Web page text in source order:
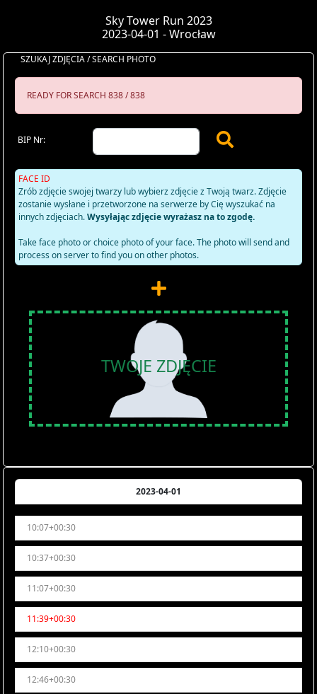
Sky Tower Run 2023
2023-04-01 - Wrocław
SZUKAJ ZDJĘCIA / SEARCH PHOTO
READY FOR SEARCH 838 / 838
BIP Nr:
FACE ID
Zrób zdjęcie swojej twarzy lub wybierz zdjęcie z Twoją twarz. Zdjęcie
zostanie wysłane i przetworzone na serwerze by Cię wyszukać na
innych zdjęciach.Wysyłając zdjęcie wyrażasz na to zgodę.
Take face photo or choice photo of your face. The photo will send and
process on server to find you on other photos.
TWOJE ZDJĘCIE
2023-04-01
10:07+00:30
10:37+00:30
11:07+00:30
11:39+00:30
12:10+00:30
12:46+00:30